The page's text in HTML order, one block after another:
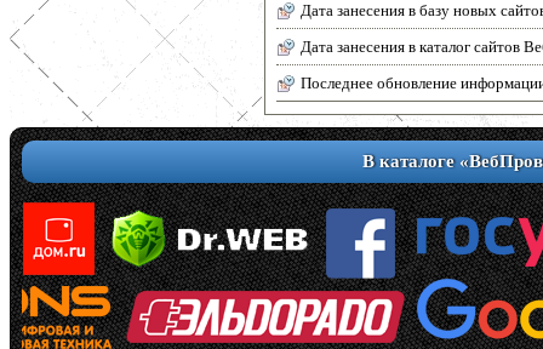
Дата занесения в базу новых
Дата занесения в каталог сайтов
Последнее обновление
В каталоге